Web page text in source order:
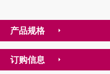
产品规格
订购信息